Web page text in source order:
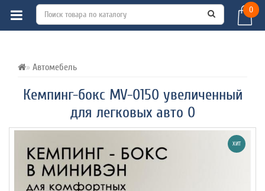
0
Автомебель
Кемпинг-бокс MV-0150 увеличенный
для легковых авто 0
ВСЕ О ТОВАРЕ ХАРАКТЕРИСТИКИ
ХИТ